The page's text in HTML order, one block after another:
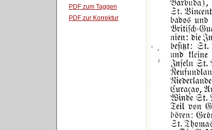
PDF zum Taggen
PDF zur Korrektur